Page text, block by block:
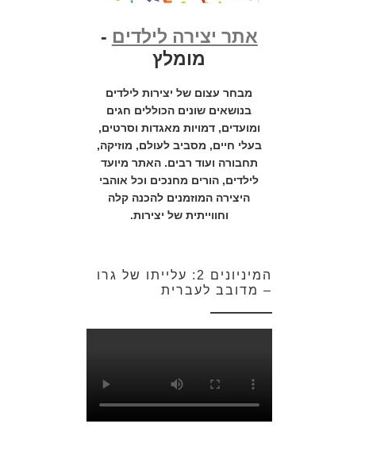
אתר יצירה לילדים -
מומלץ
מבחר עצום של יצירות לילדים
בנושאים שונים הכוללים חגים
ומועדים, דמויות מאגדות וסרטים,
בעלי חיים, מסביב לעולם, מוזיקה,
תחבורה ועוד רבים. האתר מיועד
לילדים, הורים מחנכים וכל אוהבי
היצירה המוזמנים להכנה קלה
וחווייתית של יצירות.
המיניונים 2: עלייתו של גרו
– מדובב לעברית